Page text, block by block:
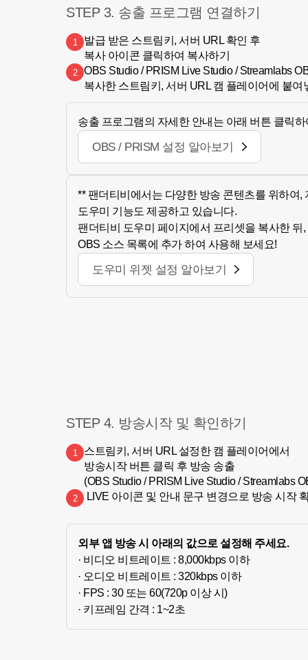
STEP 3. 송출 프로그램 연결하기
1
발급 받은 스트림키, 서버 URL 확인 후
복사 아이콘 클릭하여 복사하기
2
OBS Studio / PRISM Live Studio / Streamlabs
복사한 스트림키, 서버 URL 캠 플레이어에 붙여
송출 프로그램의 자세한 안내는 아래 버튼 클릭하
OBS / PRISM 설정 알아보기
** 팬더티비에서는 다양한 방송 콘텐츠를 위하여,
도우미 기능도 제공하고 있습니다.
팬더티비 도우미 페이지에서 프리셋을 복사한 뒤,
OBS 소스 목록에 추가 하여 사용해 보세요!
도우미 위젯 설정 알아보기
STEP 4. 방송시작 및 확인하기
1
스트림키, 서버 URL 설정한 캠 플레이어에서
방송시작 버튼 클릭 후 방송 송출
(OBS Studio / PRISM Live Studio / Streamlabs
2 LIVE 아이콘 및 안내 문구 변경으로 방송 시작
외부 앱 방송 시 아래의 값으로 설정해 주세요.
· 비디오 비트레이트 : 8,000kbps 이하
· 오디오 비트레이트 : 320kbps 이하
· FPS : 30 또는 60(720p 이상 시)
· 키프레임 간격 : 1~2초